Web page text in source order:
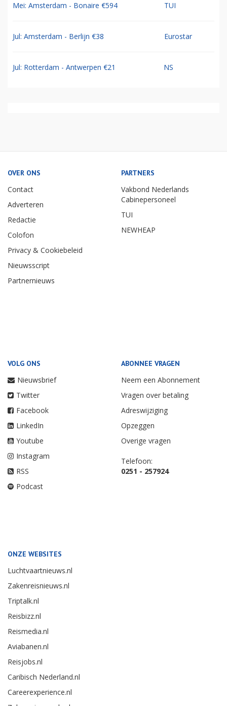
Mei: Amsterdam - Bonaire €594 TUI
Jul: Amsterdam - Berlijn €38 Eurostar
Jul: Rotterdam - Antwerpen €21 NS
OVER ONS
Contact
Adverteren
Redactie
Colofon
Privacy & Cookiebeleid
Nieuwsscript
Partnernieuws
PARTNERS
Vakbond Nederlands
Cabinepersoneel
TUI
NEWHEAP
VOLG ONS
Nieuwsbrief
Twitter
Facebook
LinkedIn
Youtube
Instagram
RSS
Podcast
ABONNEE VRAGEN
Neem een Abonnement
Vragen over betaling
Adreswijziging
Opzeggen
Overige vragen
Telefoon:
0251 - 257924
ONZE WEBSITES
Luchtvaartnieuws.nl
Zakenreisnieuws.nl
Triptalk.nl
Reisbizz.nl
Reismedia.nl
Aviabanen.nl
Reisjobs.nl
Caribisch Nederland.nl
Careerexperience.nl